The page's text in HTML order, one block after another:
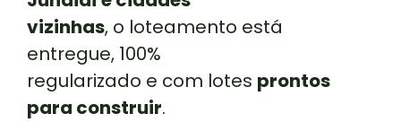
vizinhas, o loteamento está
entregue, 100%
regularizado e com lotes prontos
para construir.